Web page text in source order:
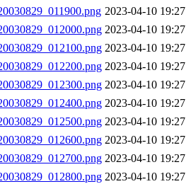
2023-04-10 19:27
2023-04-10 19:27
2023-04-10 19:27
2023-04-10 19:27
2023-04-10 19:27
2023-04-10 19:27
2023-04-10 19:27
2023-04-10 19:27
2023-04-10 19:27
2023-04-10 19:27